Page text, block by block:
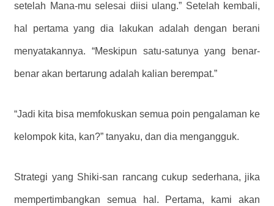
setelah Mana-mu selesai diisi ulang.” Setelah kembali,
hal pertama yang dia lakukan adalah dengan berani
menyatakannya. “Meskipun satu-satunya yang benar-
benar akan bertarung adalah kalian berempat.”
“Jadi kita bisa memfokuskan semua poin pengalaman ke
kelompok kita, kan?” tanyaku, dan dia mengangguk.
Strategi yang Shiki-san rancang cukup sederhana, jika
mempertimbangkan semua hal. Pertama, kami akan